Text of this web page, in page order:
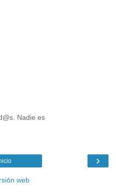
Nadie es
›
web